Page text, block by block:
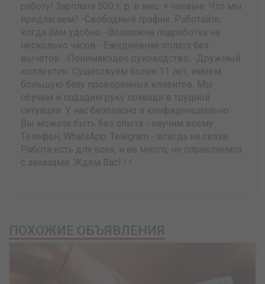
работу! Зарплата 500 т. р. в мес. + чаевые. Что мы
предлагаем? -Свободный график. Работайте,
когда Вам удобно. -Возможна подработка на
несколько часов. -Ежедневная оплата без
вычетов. -Понимающее руководство. -Дружный
коллектив. Существуем более 11 лет, имеем
большую базу проверенных клиентов. Мы
обучим и подадим руку помощи в трудной
ситуации. У нас безопасно и конфиденциально.
Вы можете быть без опыта - научим всему.
Телефон, WhatsApp, Telegram - всегда на связи.
Работа есть для всех, и ее много, не справляемся
с заказами. Ждем Вас! ! !